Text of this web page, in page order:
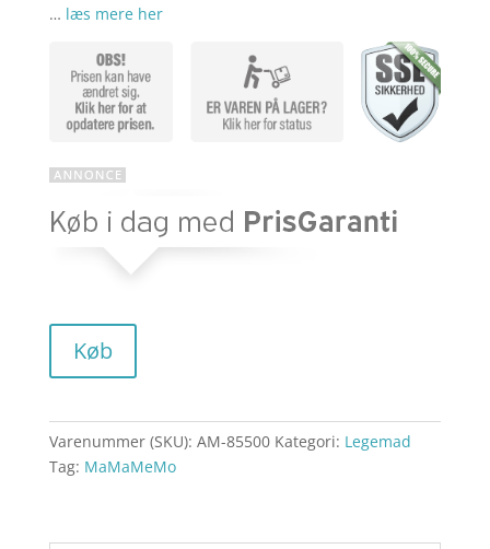
pris
var:
kr.
aktuelle
pris
er:
… læs mere her
Køb
Varenummer (SKU): AM-85500 Kategori: Legemad
Tag: MaMaMeMo